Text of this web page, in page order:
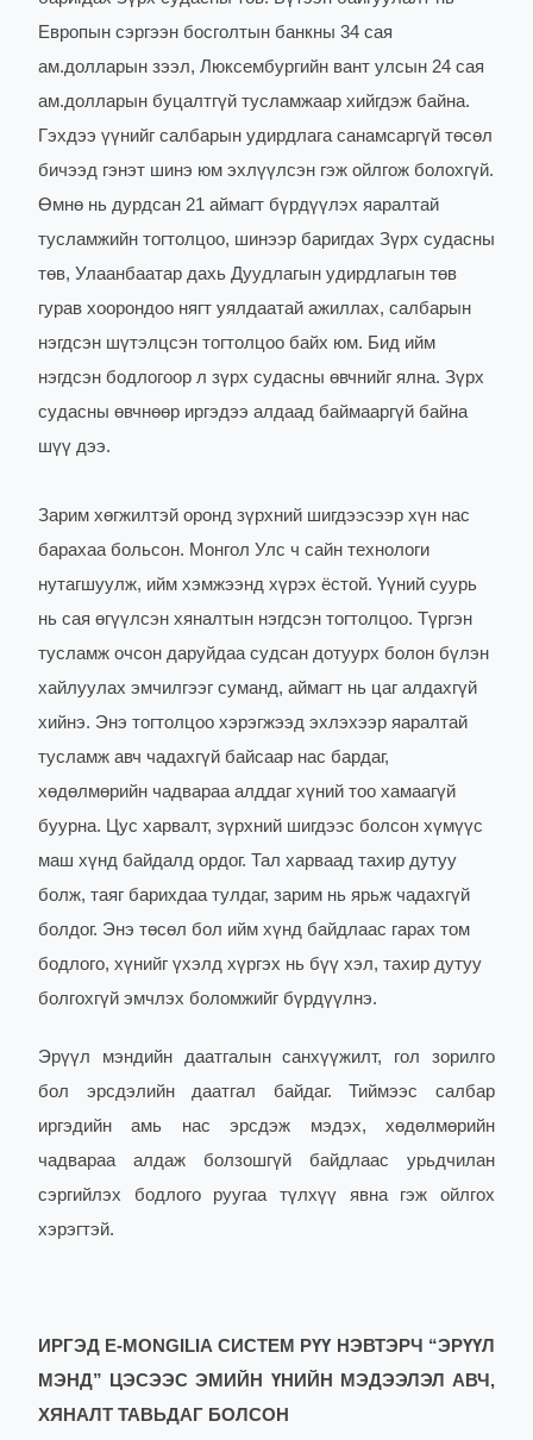
Европын сэргээн босголтын банкны 34 сая
ам.долларын зээл, Люксембургийн вант улсын 24 сая
ам.долларын буцалтгүй тусламжаар хийгдэж байна.
Гэхдээ үүнийг салбарын удирдлага санамсаргүй төсөл
бичээд гэнэт шинэ юм эхлүүлсэн гэж ойлгож болохгүй.
Өмнө нь дурдсан 21 аймагт бүрдүүлэх яаралтай
тусламжийн тогтолцоо, шинээр баригдах Зүрх судасны
төв, Улаанбаатар дахь Дуудлагын удирдлагын төв
гурав хоорондоо нягт уялдаатай ажиллах, салбарын
нэгдсэн шүтэлцсэн тогтолцоо байх юм. Бид ийм
нэгдсэн бодлогоор л зүрх судасны өвчнийг ялна. Зүрх
судасны өвчнөөр иргэдээ алдаад баймааргүй байна
шүү дээ.
Зарим хөгжилтэй оронд зүрхний шигдээсээр хүн нас
барахаа больсон. Монгол Улс ч сайн технологи
нутагшуулж, ийм хэмжээнд хүрэх ёстой. Үүний суурь
нь сая өгүүлсэн хяналтын нэгдсэн тогтолцоо. Түргэн
тусламж очсон даруйдаа судсан дотуурх болон бүлэн
хайлуулах эмчилгээг суманд, аймагт нь цаг алдахгүй
хийнэ. Энэ тогтолцоо хэрэгжээд эхлэхээр яаралтай
тусламж авч чадахгүй байсаар нас бардаг,
хөдөлмөрийн чадвараа алддаг хүний тоо хамаагүй
буурна. Цус харвалт, зүрхний шигдээс болсон хүмүүс
маш хүнд байдалд ордог. Тал харваад тахир дутуу
болж, таяг барихдаа тулдаг, зарим нь ярьж чадахгүй
болдог. Энэ төсөл бол ийм хүнд байдлаас гарах том
бодлого, хүнийг үхэлд хүргэх нь бүү хэл, тахир дутуу
болгохгүй эмчлэх боломжийг бүрдүүлнэ.
Эрүүл мэндийн даатгалын санхүүжилт, гол зорилго
бол эрсдэлийн даатгал байдаг. Тиймээс салбар
иргэдийн амь нас эрсдэж мэдэх, хөдөлмөрийн
чадвараа алдаж болзошгүй байдлаас урьдчилан
сэргийлэх бодлого руугаа түлхүү явна гэж ойлгох
хэрэгтэй.
ИРГЭД E-MONGILIA СИСТЕМ РҮҮ НЭВТЭРЧ “ЭРҮҮЛ
МЭНД” ЦЭСЭЭС ЭМИЙН ҮНИЙН МЭДЭЭЛЭЛ АВЧ,
ХЯНАЛТ ТАВЬДАГ БОЛСОН